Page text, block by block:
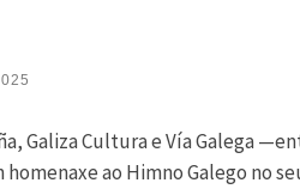
Galiza Cultura e Vía Galega
ao Himno Galego no